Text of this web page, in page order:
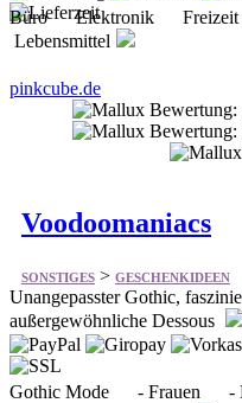
Büro Elektronik
Lebensmittel
pinkcube.de
Voodoomaniacs
SONSTIGES>GESCHENKIDEEN
Unangepasster Gothic,
außergewöhnliche Dessous
Gothic Mode - Frauen -